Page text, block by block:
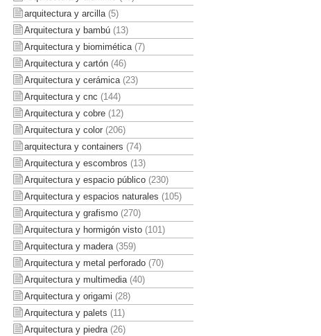
arquitectura y arcilla(5)
Arquitectura y bambú(13)
Arquitectura y biomimética(7)
Arquitectura y cartón(46)
Arquitectura y cerámica(23)
Arquitectura y cnc (144)
Arquitectura y cobre(12)
Arquitectura y color(206)
arquitectura y containers (74)
Arquitectura y escombros (13)
Arquitectura y espacio público(230)
Arquitectura y espacios naturales (105)
Arquitectura y grafismo(270)
Arquitectura y hormigón visto(101)
Arquitectura y madera(359)
Arquitectura y metal perforado(70)
Arquitectura y multimedia(40)
Arquitectura y origami (28)
Arquitectura y palets (11)
Arquitectura y piedra(26)